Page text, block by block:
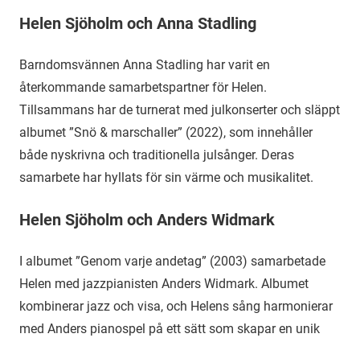
Helen Sjöholm och Anna Stadling
Barndomsvännen Anna Stadling har varit en
återkommande samarbetspartner för Helen.
Tillsammans har de turnerat med julkonserter och släppt
albumet ”Snö & marschaller” (2022), som innehåller
både nyskrivna och traditionella julsånger. Deras
samarbete har hyllats för sin värme och musikalitet.
Helen Sjöholm och Anders Widmark
I albumet ”Genom varje andetag” (2003) samarbetade
Helen med jazzpianisten Anders Widmark. Albumet
kombinerar jazz och visa, och Helens sång harmonierar
med Anders pianospel på ett sätt som skapar en unik